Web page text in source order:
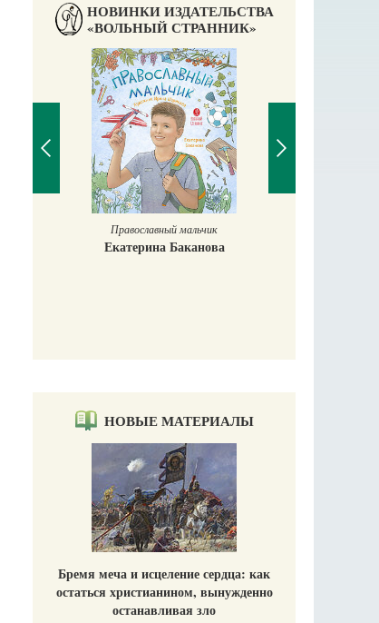
НОВИНКИ ИЗДАТЕЛЬСТВА
«ВОЛЬНЫЙ СТРАННИК»
Православный мальчик
Екатерина Баканова
НОВЫЕ МАТЕРИАЛЫ
Бремя меча и исцеление сердца: как
остаться христианином, вынужденно
останавливая зло